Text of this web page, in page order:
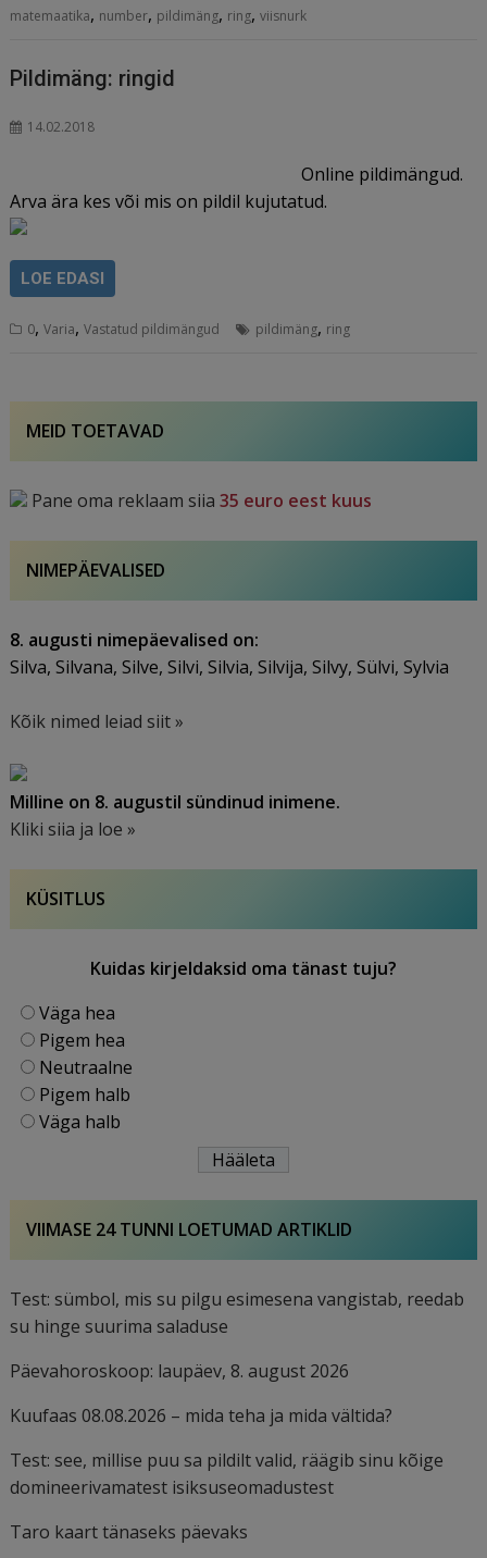
matemaatika, number, pildimäng, ring,viisnurk
Pildimäng: ringid
14.02.2018
Online pildimängud.
Arva ära kes või mis on pildil kujutatud.
LOE EDASI
0,Varia,Vastatud pildimängud pildimäng, ring
MEID TOETAVAD
Pane oma reklaam siia35 euro eest kuus
NIMEPÄEVALISED
8. augusti nimepäevalised on:
Silva, Silvana, Silve, Silvi, Silvia, Silvija, Silvy, Sülvi, Sylvia
Kõik nimed leiad siit »
Milline on 8. augustil sündinud inimene.
Kliki siia ja loe »
KÜSITLUS
Kuidas kirjeldaksid oma tänast tuju?
Väga hea
Pigem hea
Neutraalne
Pigem halb
Väga halb
VIIMASE 24 TUNNI LOETUMAD ARTIKLID
Test: sümbol, mis su pilgu esimesena vangistab, reedab
su hinge suurima saladuse
Päevahoroskoop: laupäev, 8. august 2026
Kuufaas 08.08.2026 – mida teha ja mida vältida?
Test: see, millise puu sa pildilt valid, räägib sinu kõige
domineerivamatest isiksuseomadustest
Taro kaart tänaseks päevaks